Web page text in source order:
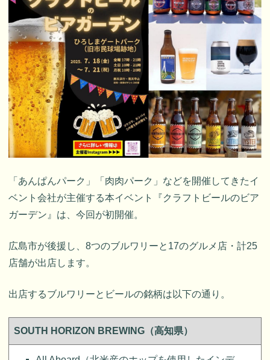
「あんぱんパーク」「肉肉パーク」などを開催してきたイ
ベント会社が主催する本イベント『クラフトビールのビア
ガーデン』は、今回が初開催。
広島市が後援し、8つのブルワリーと17のグルメ店・計25
店舗が出店します。
出店するブルワリーとビールの銘柄は以下の通り。
SOUTH HORIZON BREWING（高知県）